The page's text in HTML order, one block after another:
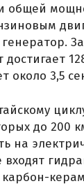
общей
генератор.
около 3,5
до 200
на
карбон-